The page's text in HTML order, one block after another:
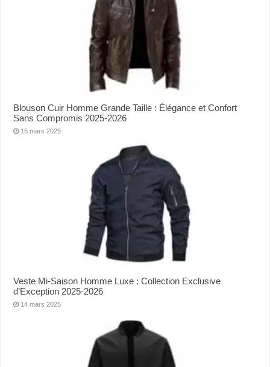
Blouson Cuir Homme Grande Taille : Élégance et Confort
Sans Compromis 2025-2026
15 mars 2025
Veste Mi-Saison Homme Luxe : Collection Exclusive
d’Exception 2025-2026
14 mars 2025